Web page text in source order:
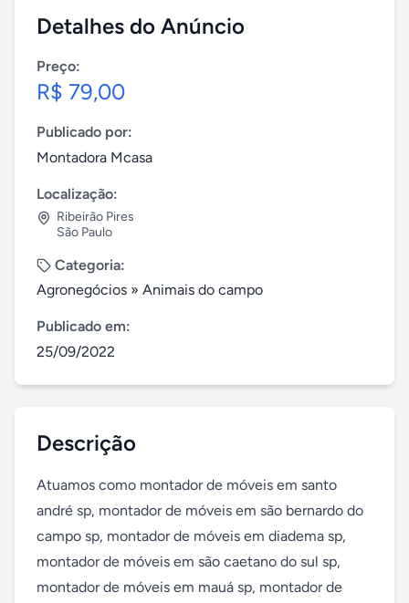
Detalhes do Anúncio
Preço:
R$ 79,00
Publicado por:
Montadora Mcasa
Localização:
Ribeirão Pires
São Paulo
Categoria:
Agronegócios » Animais do campo
Publicado em:
25/09/2022
Descrição
Atuamos como montador de móveis em santo
andré sp, montador de móveis em são bernardo do
campo sp, montador de móveis em diadema sp,
montador de móveis em são caetano do sul sp,
montador de móveis em mauá sp, montador de